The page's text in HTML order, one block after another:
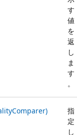
す
値
を
返
し
ま
す
。
指
定
し